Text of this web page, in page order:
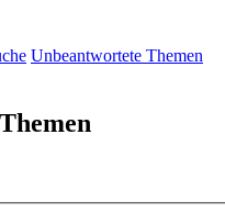
Unbeantwortete Themen